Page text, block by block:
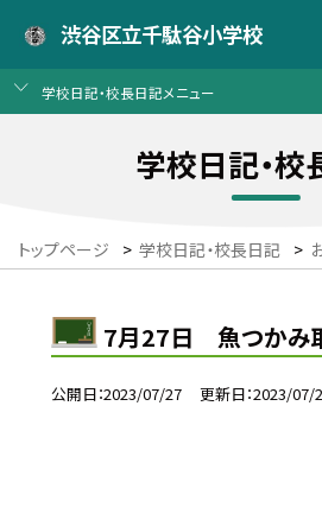
渋谷区立千駄谷小学校
学校日記・校長日記メニュー
学校日記・校
トップページ > 学校日記・校長日記 >
7月27日 魚つかみ
公開日 2023/07/27 更新日 2023/07/